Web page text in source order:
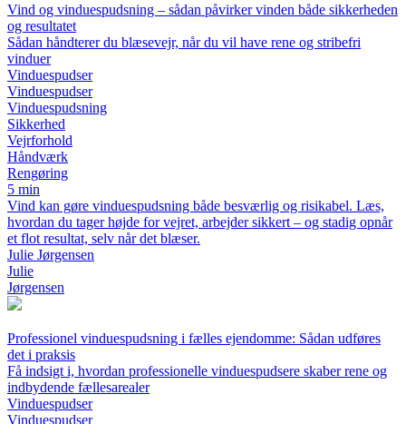
Vind og vinduespudsning – sådan påvirker vinden både sikkerheden
og resultatet
Sådan håndterer du blæsevejr, når du vil have rene og stribefri
vinduer
Vinduespudser
Vinduespudser
Vinduespudsning
Sikkerhed
Vejrforhold
Håndværk
Rengøring
5 min
Vind kan gøre vinduespudsning både besværlig og risikabel. Læs,
hvordan du tager højde for vejret, arbejder sikkert – og stadig opnår
et flot resultat, selv når det blæser.
Julie Jørgensen
Julie
Jørgensen
Professionel vinduespudsning i fælles ejendomme: Sådan udføres
det i praksis
Få indsigt i, hvordan professionelle vinduespudsere skaber rene og
indbydende fællesarealer
Vinduespudser
Vinduespudser